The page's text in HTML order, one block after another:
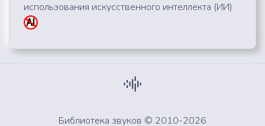
использования искусственного интеллекта (ИИ)
Библиотека звуков © 2010-2026